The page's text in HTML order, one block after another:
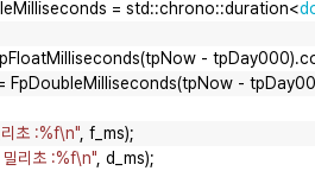
= std::chrono::duration<
-
FpDoubleMilliseconds(tpNow -
초 :%f\n" , f_ms);
리초 :%f\n" , d_ms);